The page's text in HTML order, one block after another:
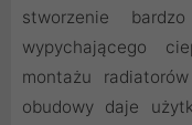
stworzenie
wypychającego
montażu
obudowy daje